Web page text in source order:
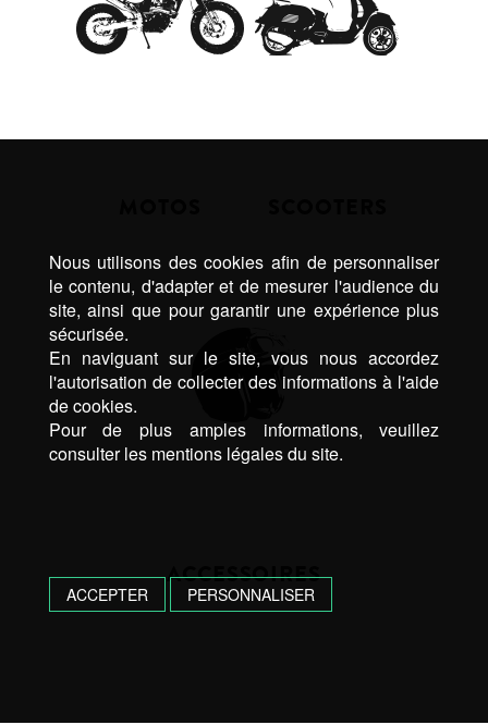
ACCESSOIRES
Nous utilisons des cookies afin de personnaliser
le contenu, d'adapter et de mesurer l'audience du
site, ainsi que pour garantir une expérience plus
sécurisée.
En naviguant sur le site, vous nous accordez
l'autorisation de collecter des informations à l'aide
de cookies.
Pour de plus amples informations, veuillez
consulter les mentions légales du site.
ACCEPTER PERSONNALISER